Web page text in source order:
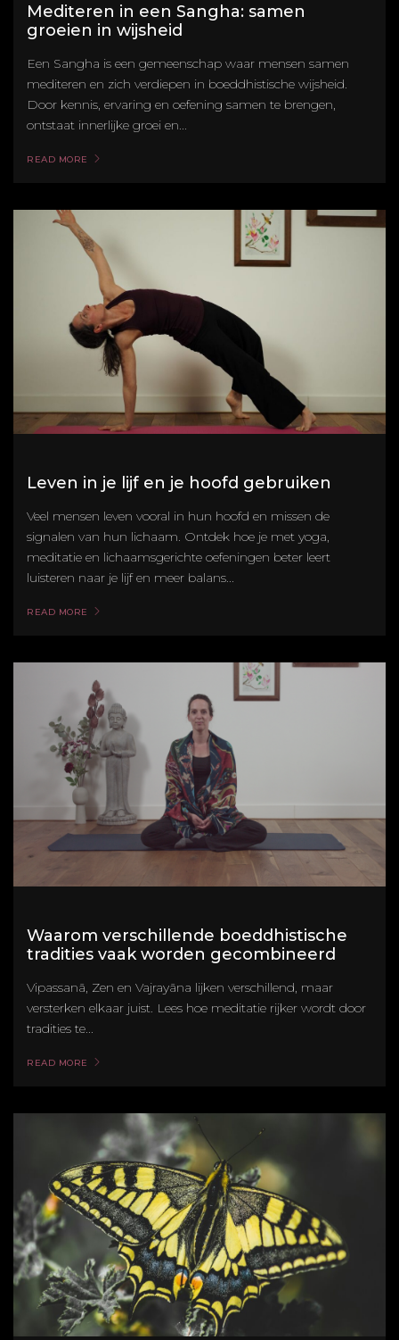
Mediteren in een Sangha: samen
groeien in wijsheid
Een Sangha is een gemeenschap waar mensen samen
mediteren en zich verdiepen in boeddhistische wijsheid.
Door kennis, ervaring en oefening samen te brengen,
ontstaat innerlijke groei en...
READ MORE
Leven in je lijf en je hoofd gebruiken
Veel mensen leven vooral in hun hoofd en missen de
signalen van hun lichaam. Ontdek hoe je met yoga,
meditatie en lichaamsgerichte oefeningen beter leert
luisteren naar je lijf en meer balans...
READ MORE
Waarom verschillende boeddhistische
tradities vaak worden gecombineerd
Vipassanā, Zen en Vajrayāna lijken verschillend, maar
versterken elkaar juist. Lees hoe meditatie rijker wordt door
tradities te...
READ MORE